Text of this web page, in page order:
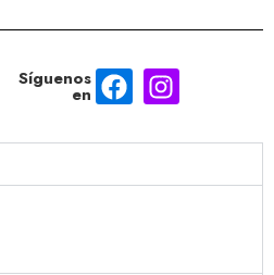
Síguenos
en